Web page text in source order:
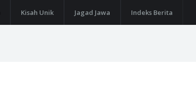
Kisah Unik Jagad Jawa Indeks Berita